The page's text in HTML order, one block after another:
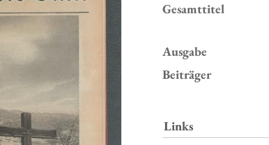
Gesamttitel
Ausgabe
Beiträger
Links